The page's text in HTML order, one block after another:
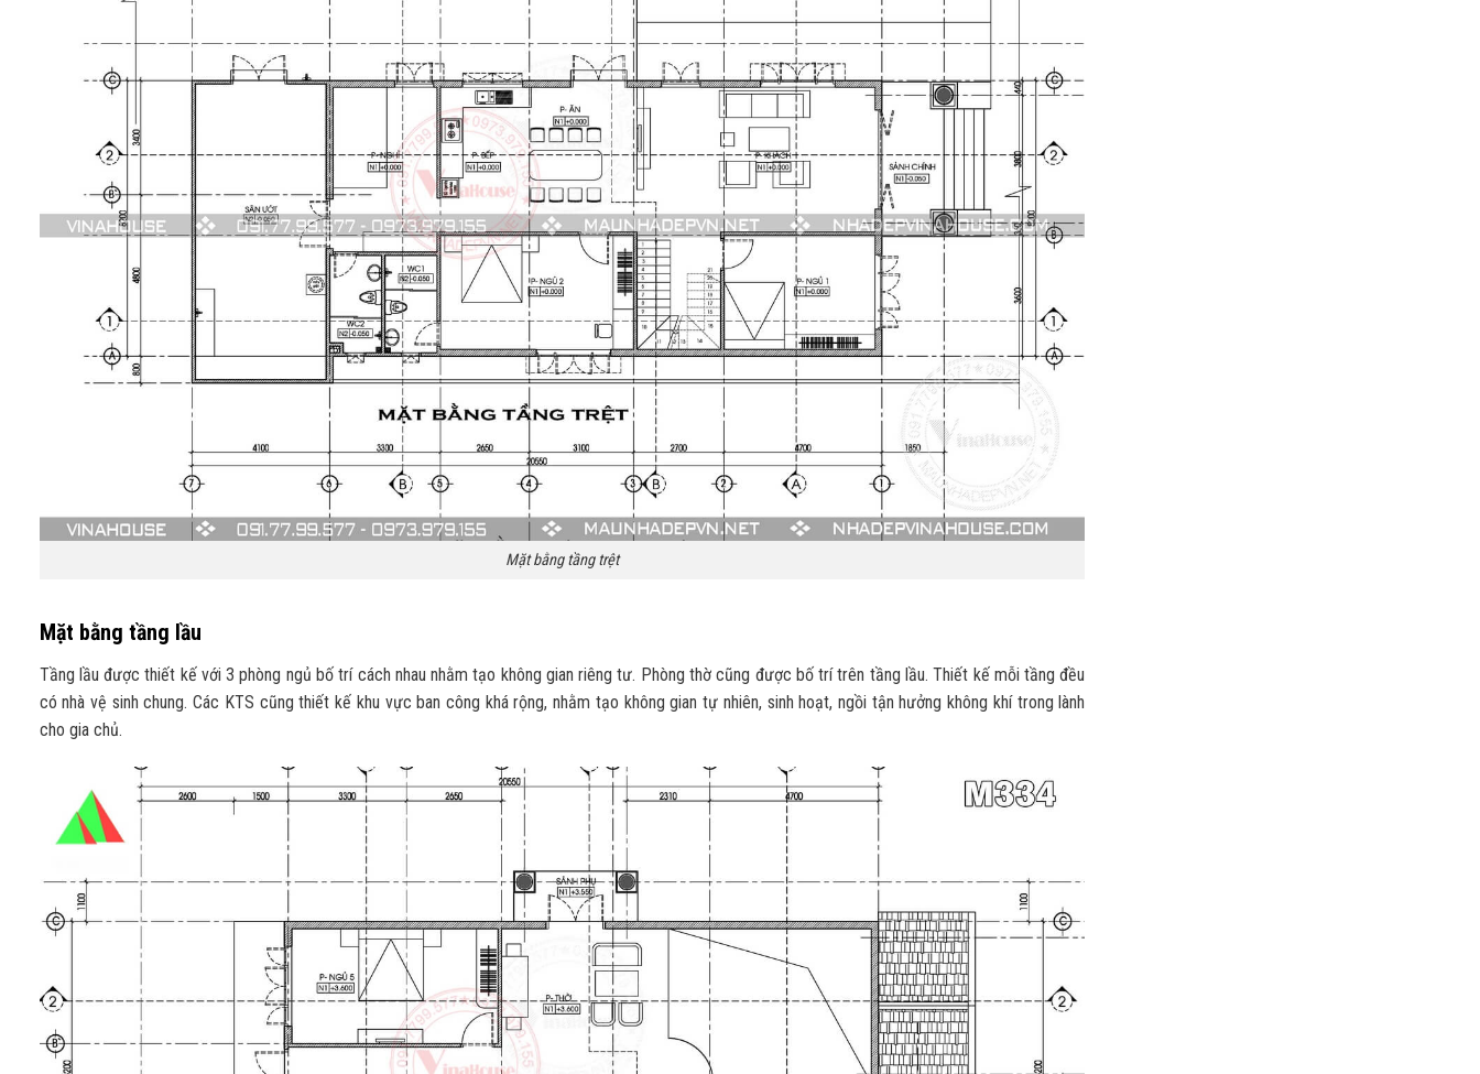
Mặt bằng tầng trệt
Mặt bằng tầng lầu
Tầng lầu được thiết kế với 3 phòng ngủ bố trí cách nhau nhằm tạo không gian riêng tư. Phòng thờ cũng được bố trí trên tầng lầu. Thiết kế mỗi tầng đều
có nhà vệ sinh chung. Các KTS cũng thiết kế khu vực ban công khá rộng, nhằm tạo không gian tự nhiên, sinh hoạt, ngồi tận hưởng không khí trong lành
cho gia chủ.